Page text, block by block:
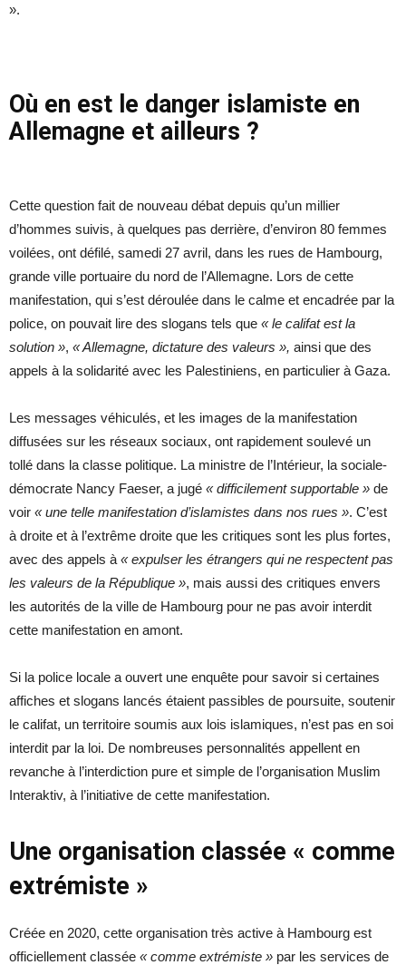
».
Où en est le danger islamiste en
Allemagne et ailleurs ?
Cette question fait de nouveau débat depuis qu’un millier
d’hommes suivis, à quelques pas derrière, d’environ 80 femmes
voilées, ont défilé, samedi 27 avril, dans les rues de Hambourg,
grande ville portuaire du nord de l’Allemagne. Lors de cette
manifestation, qui s’est déroulée dans le calme et encadrée par la
police, on pouvait lire des slogans tels que « le califat est la
solution », « Allemagne, dictature des valeurs », ainsi que des
appels à la solidarité avec les Palestiniens, en particulier à Gaza.
Les messages véhiculés, et les images de la manifestation
diffusées sur les réseaux sociaux, ont rapidement soulevé un
tollé dans la classe politique. La ministre de l’Intérieur, la sociale-
démocrate Nancy Faeser, a jugé « difficilement supportable » de
voir « une telle manifestation d’islamistes dans nos rues ». C’est
à droite et à l’extrême droite que les critiques sont les plus fortes,
avec des appels à « expulser les étrangers qui ne respectent pas
les valeurs de la République », mais aussi des critiques envers
les autorités de la ville de Hambourg pour ne pas avoir interdit
cette manifestation en amont.
Si la police locale a ouvert une enquête pour savoir si certaines
affiches et slogans lancés étaient passibles de poursuite, soutenir
le califat, un territoire soumis aux lois islamiques, n’est pas en soi
interdit par la loi. De nombreuses personnalités appellent en
revanche à l’interdiction pure et simple de l’organisation Muslim
Interaktiv, à l’initiative de cette manifestation.
Une organisation classée « comme
extrémiste »
Créée en 2020, cette organisation très active à Hambourg est
officiellement classée « comme extrémiste » par les services de